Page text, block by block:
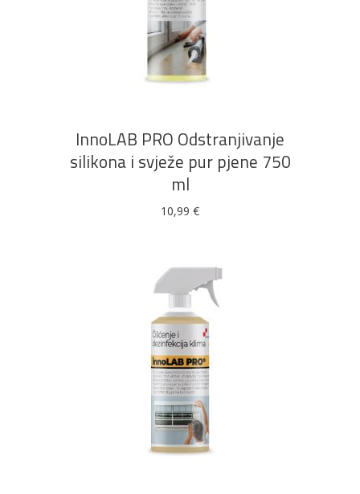
DODAJ U KOŠARICU
InnoLAB PRO Odstranjivanje
silikona i svježe pur pjene 750
ml
10,99 €
DODAJ U KOŠARICU